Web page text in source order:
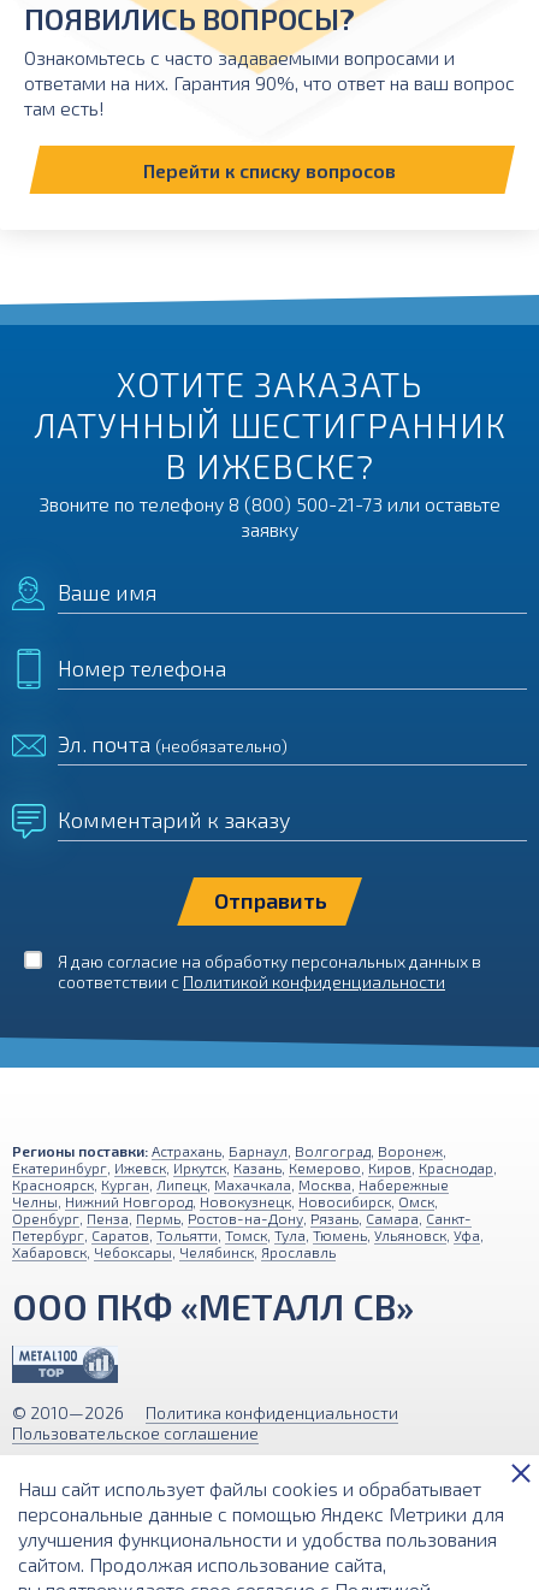
ХОТИТЕ ЗАКАЗАТЬ
ЛАТУННЫЙ ШЕСТИГРАННИК
В ИЖЕВСКЕ?
Звоните по телефону 8 (800) 500-21-73 или оставьте
заявку
Ваше имя
Номер телефона
Эл. почта (необязательно)
Комментарий к заказу
Я даю согласие на обработку персональных данных в
соответствии с Политикой конфиденциальности
ПОЯВИЛИСЬ ВОПРОСЫ?
Ознакомьтесь с часто задаваемыми вопросами и
ответами на них. Гарантия 90%, что ответ на ваш вопрос
там есть!
Перейти к списку вопросов
Регионы поставки: Астрахань Барнаул Волгоград Воронеж
Екатеринбург Ижевск Иркутск Казань Кемерово Киров Краснодар
Красноярск Курган Липецк Махачкала Москва Набережные
Челны Нижний Новгород Новокузнецк Новосибирск Омск
Оренбург Пенза Пермь Ростов-на-Дону Рязань Самара Санкт-
Петербург Саратов Тольятти Томск Тула Тюмень Ульяновск Уфа
Хабаровск Чебоксары Челябинск Ярославль
ООО ПКФ «МЕТАЛЛ СВ»
© 2010—2026
Политика конфиденциальности
Пользовательское соглашение
на этом интернет-сайте носит исключительно информационный
характер и ни при каких условиях не является публичной офертой,
определяемой положениями Статьи 437 (2) Гражданского кодекса РФ.
Разработка и поддержка сайта
Наш сайт использует файлы cookies и обрабатывает
персональные данные с помощью Яндекс Метрики для
улучшения функциональности и удобства пользования
сайтом. Продолжая использование сайта,